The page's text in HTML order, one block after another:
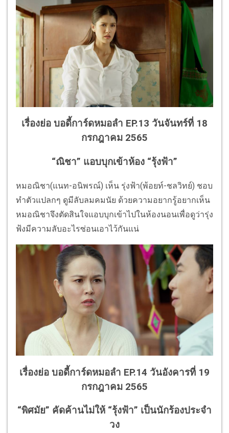
เรื่องย่อ บอดี้การ์ดหมอลำ EP.13 วันจันทร์ที่ 18
กรกฎาคม 2565
“ณิชา” แอบบุกเข้าห้อง “รุ้งฟ้า”
หมอณิชา(แนท-อนิพรณ์) เห็น รุ่งฟ้า(พ้อยท์-ชลวิทย์) ชอบ
ทำตัวแปลกๆ ดูมีลับลมคมนัย ด้วยความอยากรู้อยากเห็น
หมอณิชาจึงตัดสินใจแอบบุกเข้าไปในห้องนอนเพื่อดูว่ารุ่ง
ฟ้งมีความลับอะไรซ่อนเอาไว้กันแน่
เรื่องย่อ บอดี้การ์ดหมอลำ EP.14 วันอังคารที่ 19
กรกฎาคม 2565
“พิศมัย” คัดค้านไม่ให้ “รุ้งฟ้า” เป็นนักร้องประจำ
วง